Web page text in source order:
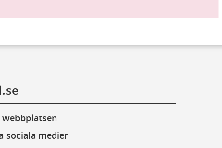
webbplatsen
sociala medier